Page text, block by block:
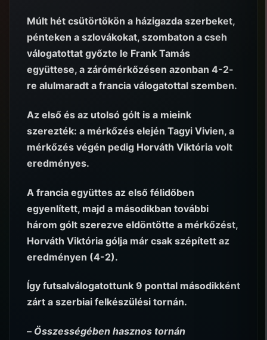
Múlt hét csütörtökön a házigazda szerbeket,
pénteken a szlovákokat, szombaton a cseh
válogatottat győzte le Frank Tamás
együttese, a zárómérkőzésen azonban 4-2-
re alulmaradt a francia válogatottal szemben.
Az első és az utolsó gólt is a mieink
szerezték: a mérkőzés elején Tagyi Vivien, a
mérkőzés végén pedig Horváth Viktória volt
eredményes.
A francia együttes az első félidőben
egyenlített, majd a másodikban további
három gólt szerezve eldöntötte a mérkőzést,
Horváth Viktória gólja már csak szépített az
eredményen (4-2).
Így futsalválogatottunk 9 ponttal másodikként
zárt a szerbiai felkészülési tornán.
– Összességében hasznos tornán